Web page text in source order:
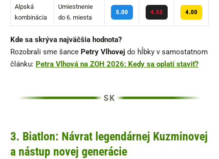
Alpská
kombinácia
Umiestnenie
do 6. miesta
5.00 4.55 4.00
Kde sa skrýva najväčšia hodnota?
Rozobrali sme šance Petry Vlhovej do hĺbky v samostatnom
článku: Petra Vlhová na ZOH 2026: Kedy sa oplatí staviť?
3. Biatlon: Návrat legendárnej Kuzminovej
a nástup novej generácie